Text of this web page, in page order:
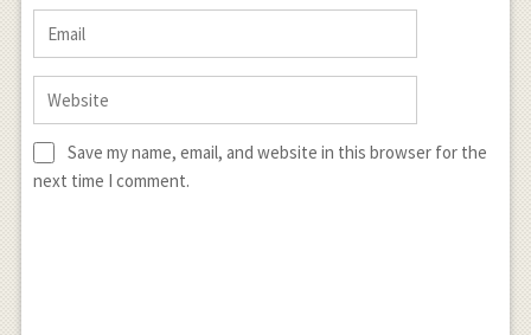
Save my name, email, and website in this browser for the
next time I comment.